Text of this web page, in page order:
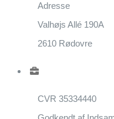
Adresse
Valhøjs Allé 190A
2610 Rødovre
CVR 35334440